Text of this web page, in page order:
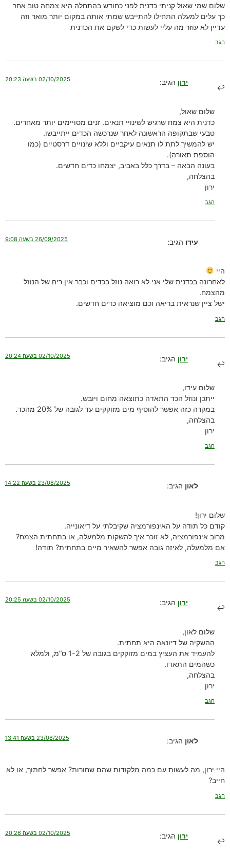
שלום שמי שאול קניתי כדנית לפני כחודש בהתחלה היא צמחה טוב אחר
כך עלים למעלה התחילו להתייבש שמתי אותה במקום יותר מואר וזה
עדיין לא עוזר מה עליי לעשות כדי לשקם את הכדנית
הגב
ירון הגיב: 02/10/2025 בשעה 20:23
שלום שאול,
כדנית היא צמח שרגיש לשינויי תנאים. זנים מסויימים יותר מאחרים.
טבעי שבתקופה הראשונה לאחר שנרכשה הכדים ייתייבשו.
יש להמשיך לתת לו תנאים עיקביים וללא שינויים דרסטיים (כמו
הוספת תאורה).
בעונה הבאה – בדרך כלל באביב, יצמחו כדים חדשים.
בהצלחה,
ירון
הגב
עידו הגיב: 26/09/2025 בשעה 9:08
היי
לאחרונה בכדנית שלי אני לא רואה נוזל בכדים וכבר אין ריח של הנוזל
מהצמח.
ישל ציין שנראית בריאה וכם מוציאה כדים חדשים.
הגב
ירון הגיב: 02/10/2025 בשעה 20:24
שלום עידו,
ייתכן ונוזל הכד התאדה כתוצאה מחום ויובש.
במקרה כזה אפשר להוסיף מים מזוקקים עד לגובה של 20% מהכד.
בהצלחה,
ירון
הגב
לאון הגיב: 23/08/2025 בשעה 14:22
שלום ירון!
קודם כל תודה על האינפורמציה שקיבלתי על דיאונייה.
מרוב אינפורמציה, לא זוכר איך להשקות מלמעלה, או בתחתית הצמח?
אם מלמעלה, לאיזה גובה אפשר להשאיר מיים בתחתית? תודה!
הגב
ירון הגיב: 02/10/2025 בשעה 20:25
שלום לאון,
ההשקיה של דיונאה היא תחתית.
להעמיד את העציץ במים מזוקקים בגובה של 1-2 ס”מ, ולמלא
כשהמים התאדו.
בהצלחה,
ירון
הגב
לאון הגיב: 23/08/2025 בשעה 13:41
היי ירון, מה לעשות עם כמה מלקודות שהם שחורות? אפשר לחתוך, או לא
חייב?
הגב
ירון הגיב: 02/10/2025 בשעה 20:26